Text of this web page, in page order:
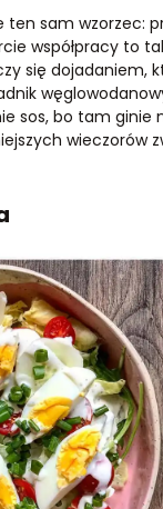
ten sam wzorzec:
współpracy to
się dojadaniem,
sos, bo tam ginie
wieczorów